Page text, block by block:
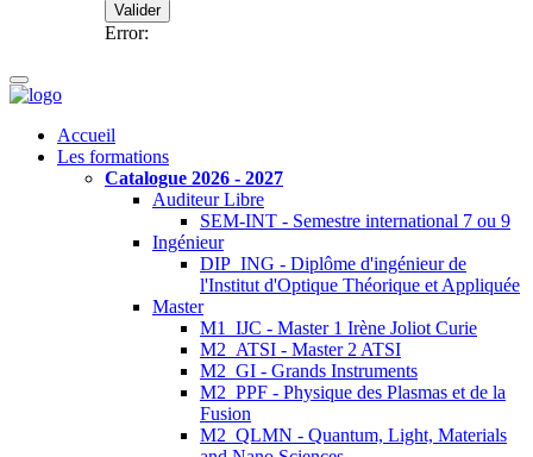
Valider
Error:
Accueil
Les formations
Catalogue 2026 - 2027
Auditeur Libre
SEM-INT - Semestre international 7 ou 9
Ingénieur
DIP_ING - Diplôme d'ingénieur de
l'Institut d'Optique Théorique et Appliquée
Master
M1_IJC - Master 1 Irène Joliot Curie
M2_ATSI - Master 2 ATSI
M2_GI - Grands Instruments
M2_PPF - Physique des Plasmas et de la
Fusion
M2_QLMN - Quantum, Light, Materials